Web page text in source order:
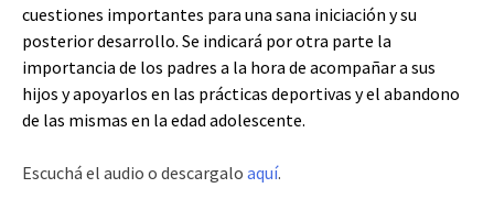
cuestiones importantes para una sana iniciación y su
posterior desarrollo. Se indicará por otra parte la
importancia de los padres a la hora de acompañar a sus
hijos y apoyarlos en las prácticas deportivas y el abandono
de las mismas en la edad adolescente.
Escuchá el audio o descargalo aquí.